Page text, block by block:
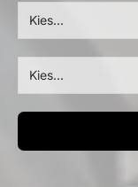
Kies...
Kies...